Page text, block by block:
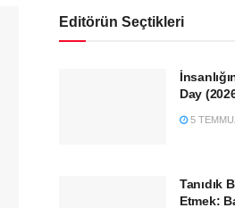
Editörün Seçtikleri
Day
5
Tanıdık
Etmek: